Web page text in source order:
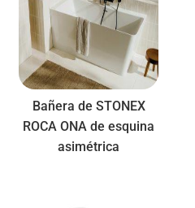
Bañera de STONEX
ROCA ONA de esquina
asimétrica